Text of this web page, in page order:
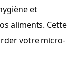
et
aliments. Cette
votre micro-